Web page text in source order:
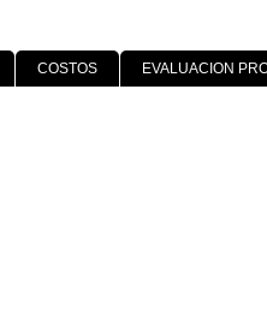
COSTOS EVALUACION